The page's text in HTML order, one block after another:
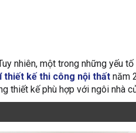
nhiên, một trong những yếu tố
thiết kế thi công nội thất năm
thiết kế phù hợp với ngôi nhà